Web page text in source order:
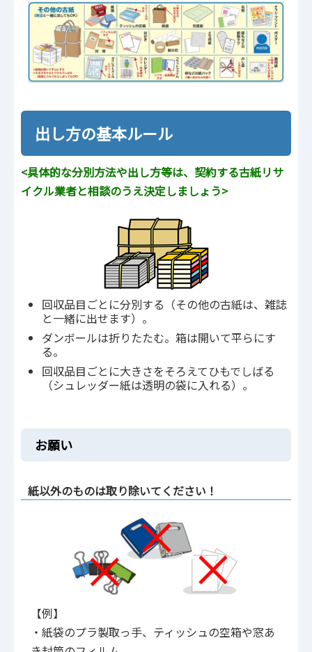
出し方の基本ルール
<具体的な分別方法や出し方等は、契約する古紙リサ
イクル業者と相談のうえ決定しましょう>
回収品目ごとに分別する（その他の古紙は、雑誌
と一緒に出せます）。
ダンボールは折りたたむ。箱は開いて平らにす
る。
回収品目ごとに大きさをそろえてひもでしばる
（シュレッダー紙は透明の袋に入れる）。
お願い
紙以外のものは取り除いてください！
【例】
・紙袋のプラ製取っ手、ティッシュの空箱や窓あ